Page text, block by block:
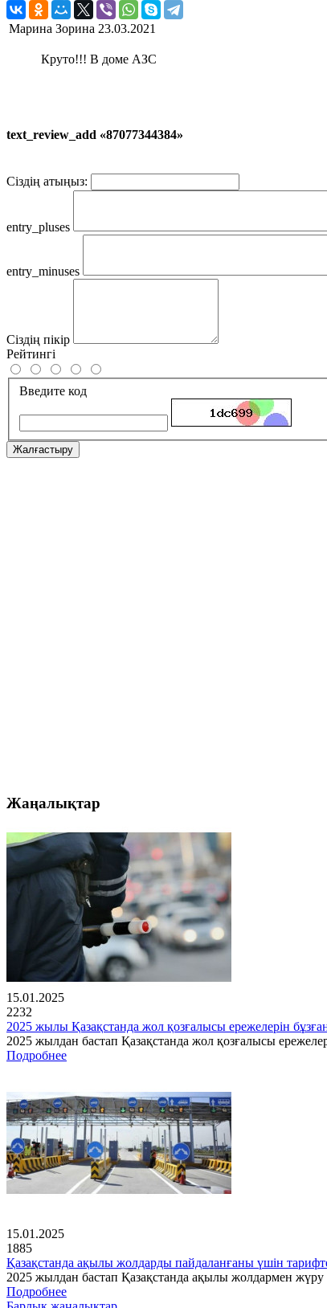
Марина Зорина 23.03.2021
Круто!!! В доме АЗС
text_review_add «87077344384»
Сіздің атыңыз:
entry_pluses
entry_minuses
Сіздің пікір
Рейтингі
Введите код
Жалғастыру
Жаңалықтар
15.01.2025
2232
2025 жылы Қазақстанда жол қозғалысы ережелерін
2025 жылдан бастап Қазақстанда жол қозғалысы
Подробнее
15.01.2025
1885
Қазақстанда ақылы жолдарды пайдаланғаны үшін
2025 жылдан бастап Қазақстанда ақылы жолдармен
Подробнее